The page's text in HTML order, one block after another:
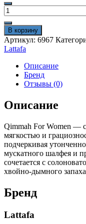
Количество
товара
Арабские
духи
Lattafa
Qimmah
Woman
100ml
Оригинал
В корзину
Артикул: 6967
Lattafa
Описание
Бренд
Отзывы (0)
Описание
Qimmah For Women —
мягкостью и
подчеркивая
мускатного шалфея и
сочетается с
хвойно-дымного
Бренд
Lattafa